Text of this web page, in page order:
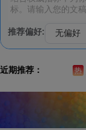
推荐偏好:
近期推荐： 热